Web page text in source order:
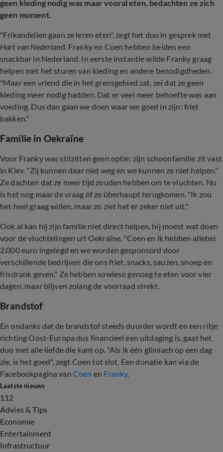
geen kleding nodig was maar vooral eten, bedachten ze zich
geen moment.
"Frikandellen gaan ze leren eten", zegt het duo in gesprek met
Hart van Nederland. Franky en Coen hebben beiden een
snackbar in Nederland. In eerste instantie wilde Franky graag
helpen met het sturen van kleding en andere benodigdheden.
"Maar een vriend die in het grensgebied zat, zei dat ze geen
kleding meer nodig hadden. Dat er veel meer behoefte was aan
voeding. Dus dan gaan we doen waar we goed in zijn: friet
bakken."
Familie in Oekraïne
Voor Franky was stilzitten geen optie: zijn schoonfamilie zit vast
in Kiev. "Zij kunnen daar niet weg en we kunnen ze niet helpen."
Ze dachten dat ze meer tijd zouden hebben om te vluchten. Nu
is het nog maar de vraag óf ze überhaupt terugkomen. "Ik zou
het heel graag willen, maar zo ziet het er zeker niet uit."
Ook al kan hij zijn familie niet direct helpen, hij moest wat doen
voor de vluchtelingen uit Oekraïne. "Coen en ik hebben allebei
2.000 euro ingelegd en we worden gesponsord door
verschillende bedrijven die ons friet, snacks, sauzen, snoep en
frisdrank geven." Ze hebben sowieso genoeg te eten voor vier
dagen, maar blijven zolang de voorraad strekt.
Brandstof
En ondanks dat de brandstof steeds duurder wordt en een ritje
richting Oost-Europa dus financieel een uitdaging is, gaat het
duo met alle liefde die kant op. "Als ik één glimlach op een dag
zie, is het goed", zegt Coen tot slot. Een donatie kan via de
Facebookpagina van Coen en Franky.
Laatste nieuws
112
Advies & Tips
Economie
Entertainment
Infrastructuur